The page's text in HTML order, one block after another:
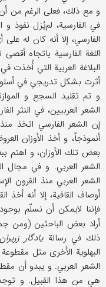
و مع ذلك، فعلى الرغم من أن
في الفارسية، لم‌يُزل نفوذ و
الفارسي، إلا أنه كان له
اللغة الفارسية باتجاه
البلاغة العربية التي أُخذت
أثرت بشكل تدريجي في أسلوب
و تم تقليد السجع و
الشعر العربيين، في النثر
إن الشعر الفارسي اتخذ
أنموذجاً، و أخذ الأوزان
بعض تلك الأوزان، و اهتم
الشعر العربي. و في مجال
الشعر العربي منذ القرون
أوصاف القافية، إلا أنه أخذ
فإننا لايمكن أن نسلّم
أراد بعض الباحثين (ومن
ذلك في رسالة يادگار زريران
البهلوية الأخرى مثل مقطوعة
الشعر العربي. و يبدو أن
هي من هذا القبيل. و